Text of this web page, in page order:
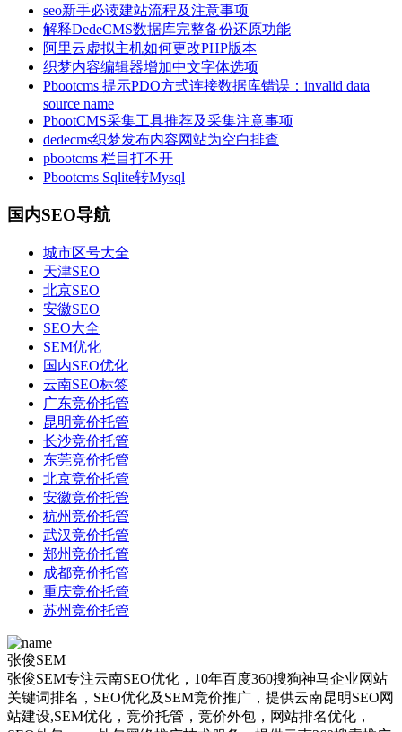
seo新手必读建站流程及注意事项
解释DedeCMS数据库完整备份还原功能
阿里云虚拟主机如何更改PHP版本
织梦内容编辑器增加中文字体选项
Pbootcms 提示PDO方式连接数据库错误：invalid data
source name
PbootCMS采集工具推荐及采集注意事项
dedecms织梦发布内容网站为空白排查
pbootcms 栏目打不开
Pbootcms Sqlite转Mysql
国内SEO导航
城市区号大全
天津SEO
北京SEO
安徽SEO
SEO大全
SEM优化
国内SEO优化
云南SEO标签
广东竞价托管
昆明竞价托管
长沙竞价托管
东莞竞价托管
北京竞价托管
安徽竞价托管
杭州竞价托管
武汉竞价托管
郑州竞价托管
成都竞价托管
重庆竞价托管
苏州竞价托管
张俊SEM
张俊SEM专注云南SEO优化，10年百度360搜狗神马企业网站
关键词排名，SEO优化及SEM竞价推广，提供云南昆明SEO网
站建设,SEM优化，竞价托管，竞价外包，网站排名优化，